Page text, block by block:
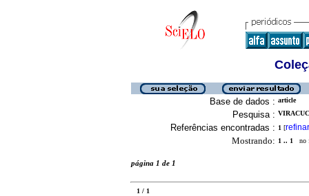
Base de dados : article
Pesquisa :
Referências encontradas : 1 [refinar
Mostrando: 1 .. 1 no
página 1 de 1
1 / 1